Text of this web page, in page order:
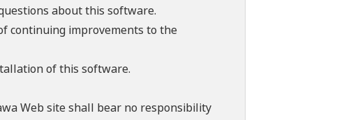
about this software.
continuing improvements to the
of this software.
Web site shall bear no responsibility